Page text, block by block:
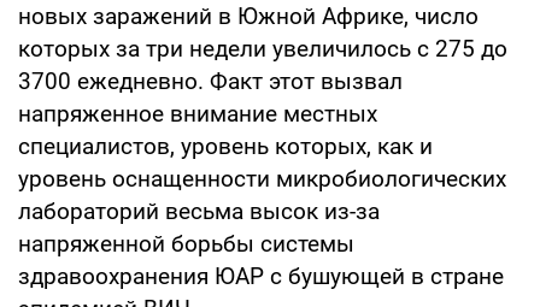
новых заражений в Южной Африке, число
которых за три недели увеличилось с 275 до
3700 ежедневно. Факт этот вызвал
напряженное внимание местных
специалистов, уровень которых, как и
уровень оснащенности микробиологических
лабораторий весьма высок из-за
напряженной борьбы системы
здравоохранения ЮАР с бушующей в стране